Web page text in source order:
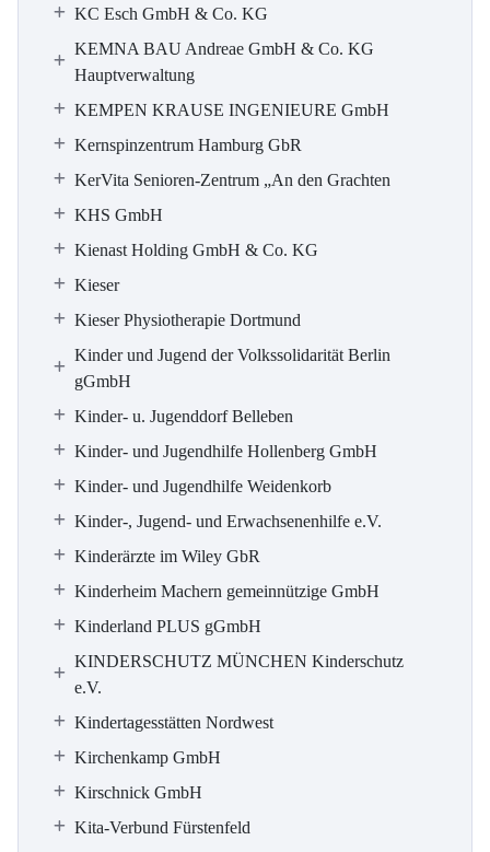
KC Esch GmbH & Co. KG
KEMNA BAU Andreae GmbH & Co. KG
Hauptverwaltung
KEMPEN KRAUSE INGENIEURE GmbH
Kernspinzentrum Hamburg GbR
KerVita Senioren-Zentrum „An den Grachten
KHS GmbH
Kienast Holding GmbH & Co. KG
Kieser
Kieser Physiotherapie Dortmund
Kinder und Jugend der Volkssolidarität Berlin
gGmbH
Kinder- u. Jugenddorf Belleben
Kinder- und Jugendhilfe Hollenberg GmbH
Kinder- und Jugendhilfe Weidenkorb
Kinder-, Jugend- und Erwachsenenhilfe e.V.
Kinderärzte im Wiley GbR
Kinderheim Machern gemeinnützige GmbH
Kinderland PLUS gGmbH
KINDERSCHUTZ MÜNCHEN Kinderschutz
e.V.
Kindertagesstätten Nordwest
Kirchenkamp GmbH
Kirschnick GmbH
Kita-Verbund Fürstenfeld